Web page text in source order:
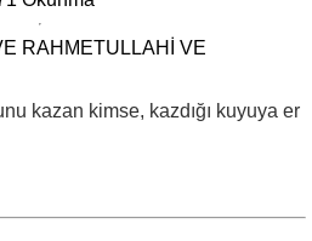
RAHMETULLAHI VE
kazan kimse, kazdığı kuyuya er